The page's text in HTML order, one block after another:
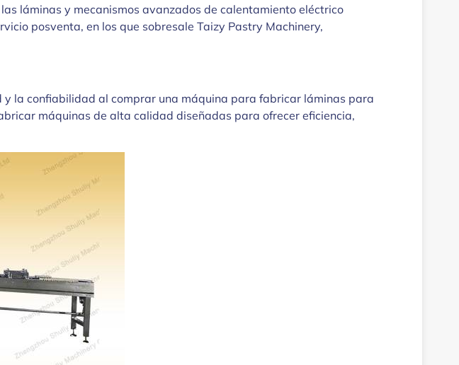
láminas y mecanismos avanzados de calentamiento eléctrico
posventa, en los que sobresale Taizy Pastry Machinery,
la confiabilidad al comprar una máquina para fabricar láminas para
máquinas de alta calidad diseñadas para ofrecer eficiencia,